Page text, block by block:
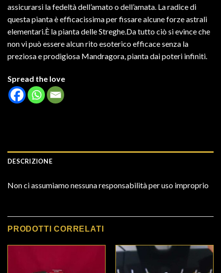
assicurarsi la fedeltà dell’amato o dell’amata. La radice di
questa pianta è efficacissima per fissare alcune forze astrali
elementari.È la pianta delle Streghe.Da tutto ciò si evince che
non vi può essere alcun rito esoterico efficace senza la
preziosa e prodigiosa Mandragora, pianta dai poteri infiniti.
Spread the love
DESCRIZIONE
Non ci assumiamo nessuna responsabilità per uso improprio
PRODOTTI CORRELATI